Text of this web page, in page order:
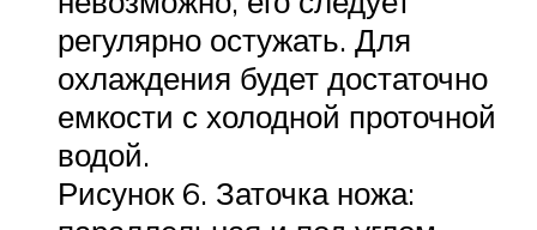
регулярно остужать. Для
охлаждения будет достаточно
емкости с холодной проточной
водой.
Рисунок 6. Заточка ножа: